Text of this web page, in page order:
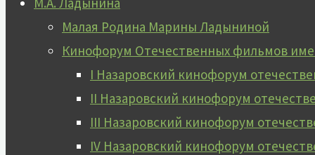
Малая Родина Марины Ладыниной
Кинофорум Отечественных фильмов
I Назаровский кинофорум
II Назаровский кинофорум
III Назаровский кинофорум
IV Назаровский кинофорум